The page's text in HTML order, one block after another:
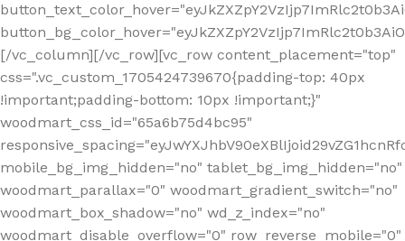
[/vc_column][/vc_row][vc_row content_placement="top"
css=".vc_custom_1705424739670{padding-top: 40px
!important;padding-bottom: 10px !important;}"
woodmart_css_id="65a6b75d4bc95"
mobile_bg_img_hidden="no" tablet_bg_img_hidden="no"
woodmart_parallax="0" woodmart_gradient_switch="no"
woodmart_box_shadow="no" wd_z_index="no"
woodmart_disable_overflow="0" row_reverse_mobile="0"